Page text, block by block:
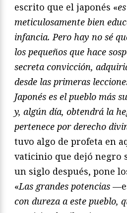
escrito que el japonés «
meticulosamente bien
infancia. Pero hay no sé
los pequeños que hace
secreta convicción,
desde las primeras
Japonés es el pueblo más
y, algún día, obtendrá la
pertenece por derecho
tuvo algo de profeta en
vaticinio que dejó negro
un siglo después, pone
«Las grandes potencias
con dureza a este pueblo,